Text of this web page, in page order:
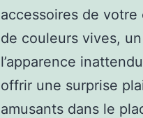
accessoires de
de couleurs vives,
l’apparence
offrir une surprise
amusants dans le